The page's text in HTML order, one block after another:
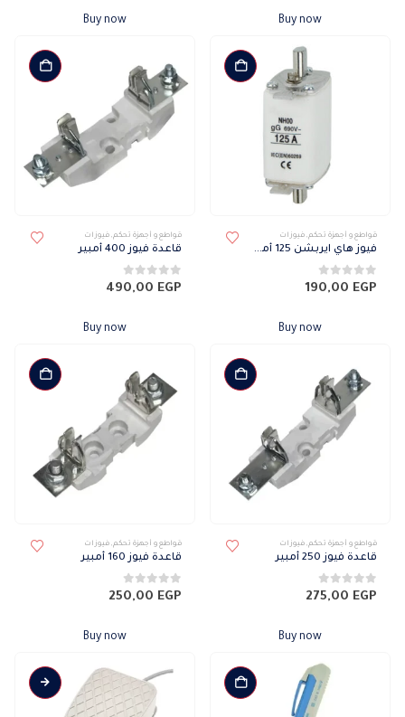
Buy now
Buy now
قواطع و أجهزة تحكم, فيوزات
فيوز هاي ايربشن 125 أمبير
0من 5 190,00 EGP
Buy now
قواطع و أجهزة تحكم, فيوزات
قاعدة فيوز 400 أمبير
0من 5 490,00 EGP
Buy now
قواطع و أجهزة تحكم, فيوزات
قاعدة فيوز 250 أمبير
0من 5 275,00 EGP
Buy now
قواطع و أجهزة تحكم, فيوزات
قاعدة فيوز 160 أمبير
0من 5 250,00 EGP
Buy now